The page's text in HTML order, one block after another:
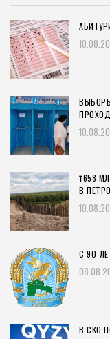
₸658
В
С 90-
В СКО